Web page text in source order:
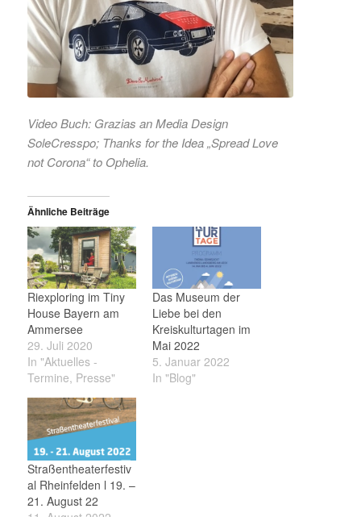
Video Buch: Grazias anMedia Design
SoleCresspo; Thanks for the Idea „Spread Love
not Corona“ to Ophelia.
Ähnliche Beiträge
Riexploring im Tiny
House Bayern am
Ammersee
29. Juli 2020
In "Aktuelles -
Termine, Presse"
Das Museum der
Liebe bei den
Kreiskulturtagen im
Mai 2022
5. Januar 2022
In "Blog"
Straßentheaterfestiv
al Rheinfelden l 19. –
21. August 22